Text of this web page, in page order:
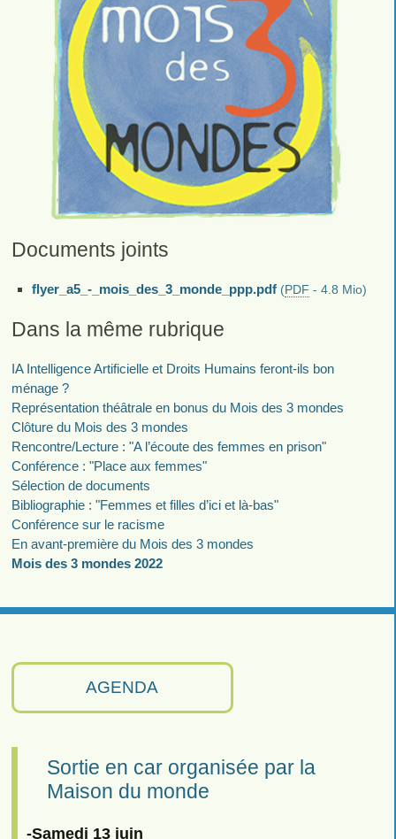
AGENDA
Sortie en car organisée par la
Maison du monde
-Samedi 13 juin
Documents joints
flyer_a5_-_mois_des_3_monde_ppp.pdf (PDF - 4.8 Mio)
Dans la même rubrique
IA Intelligence Artificielle et Droits Humains feront-ils bon
ménage ?
Représentation théâtrale en bonus du Mois des 3 mondes
Clôture du Mois des 3 mondes
Rencontre/Lecture : "A l’écoute des femmes en prison"
Conférence : "Place aux femmes"
Sélection de documents
Bibliographie : "Femmes et filles d’ici et là-bas"
Conférence sur le racisme
En avant-première du Mois des 3 mondes
Mois des 3 mondes 2022